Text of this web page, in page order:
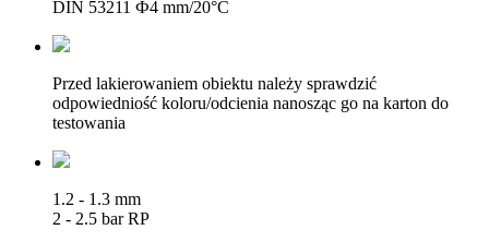
DIN 53211 Ф4 mm/20°C
Przed lakierowaniem obiektu należy sprawdzić
odpowiedniość koloru/odcienia nanosząc go na karton do
testowania
1.2 - 1.3 mm
2 - 2.5 bar RP